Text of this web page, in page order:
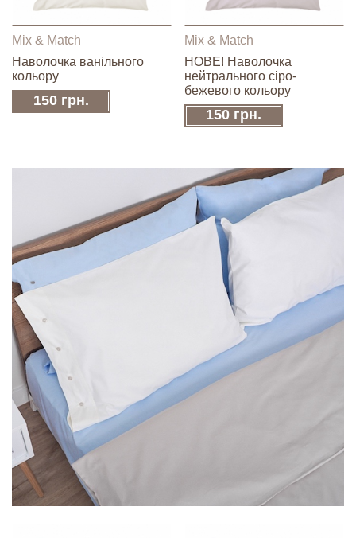
Mix & Match
Наволочка ванільного
кольору
150 грн.
Mix & Match
НОВЕ! Наволочка
нейтрального сіро-
бежевого кольору
150 грн.